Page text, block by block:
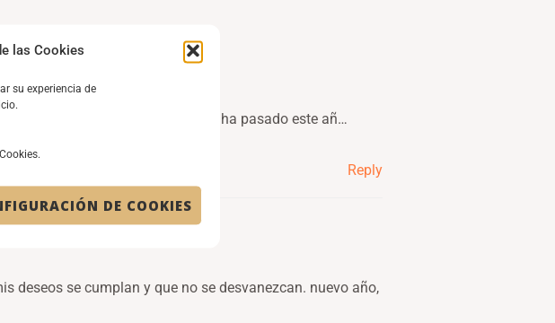
las Cookies
su experiencia de
DE COOKIES
vez más nos pongamos a ver qué ha pasado este añ…
Reply
deseos se cumplan y que no se desvanezcan. nuevo año,